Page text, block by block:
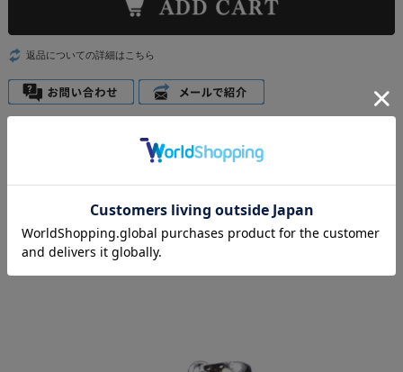
返品についての詳細はこちら